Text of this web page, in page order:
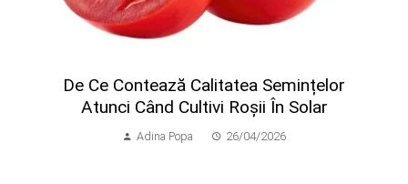
​De Ce Contează Calitatea Semințelor
Atunci Când Cultivi Roșii În Solar
Adina Popa 26/04/2026